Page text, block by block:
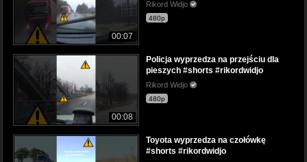
00:07
Rikord Widjo
480p
00:08
Policja wyprzedza na przejściu dla
pieszych #shorts #rikordwidjo
Rikord Widjo
480p
Toyota wyprzedza na czołówkę
#shorts #rikordwidjo